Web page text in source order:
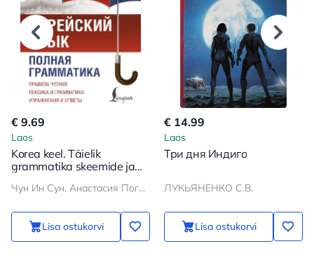
€ 9.69
Laos
Korea keel. Täielik
grammatika skeemide ja
Чун Ин Сун, Анастасия Погадаева
Lisa ostukorvi
€ 14.99
Laos
Три дня Индиго
ЛУКЬЯНЕНКО С.В.
Lisa ostukorvi